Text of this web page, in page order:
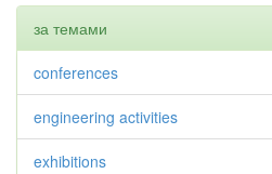
за темами
conferences
engineering activities
exhibitions